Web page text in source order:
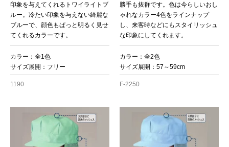
印象を与えてくれるトワイライトブ
ルー。冷たい印象を与えない綺麗な
ブルーで、顔色もぱっと明るく見せ
てくれるカラーです。
カラー：全1色
サイズ展開：フリー
1190
勝手も抜群です。色は今らしいおし
ゃれなカラー4色をラインナップ
し、来客時などにもスタイリッシュ
な印象にしてくれます。
カラー：全2色
サイズ展開：57～59cm
F-2250